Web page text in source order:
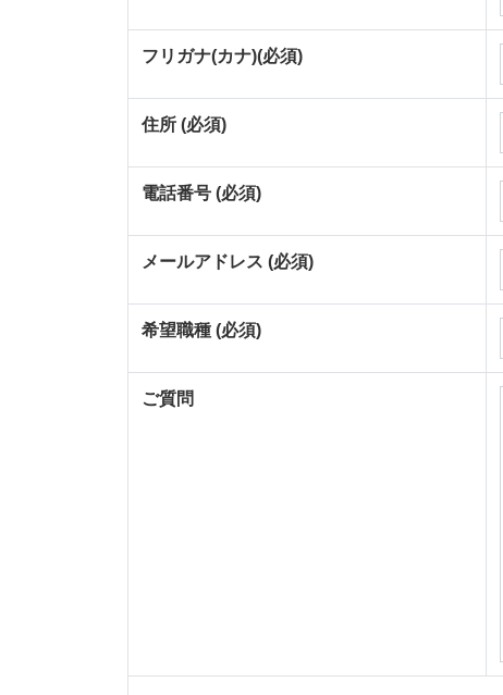
フリガナ(カナ)(必須)
住所 (必須)
電話番号 (必須)
メールアドレス (必須)
希望職種 (必須)
ご質問